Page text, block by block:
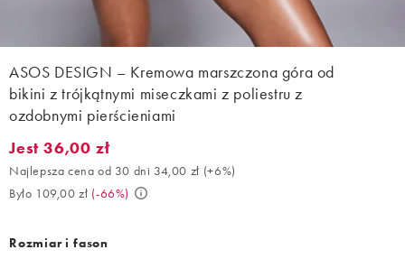
ASOS DESIGN – Kremowa marszczona góra od
bikini z trójkątnymi miseczkami z poliestru z
ozdobnymi pierścieniami
Jest 36,00 zł. Najlepsza cena od 30 dni 34,00 zł (+6%). Było
Jest 36,00 zł
Najlepsza cena od 30 dni 34,00 zł (+6%)
Było 109,00 zł (-66%)
Rozmiar i fason